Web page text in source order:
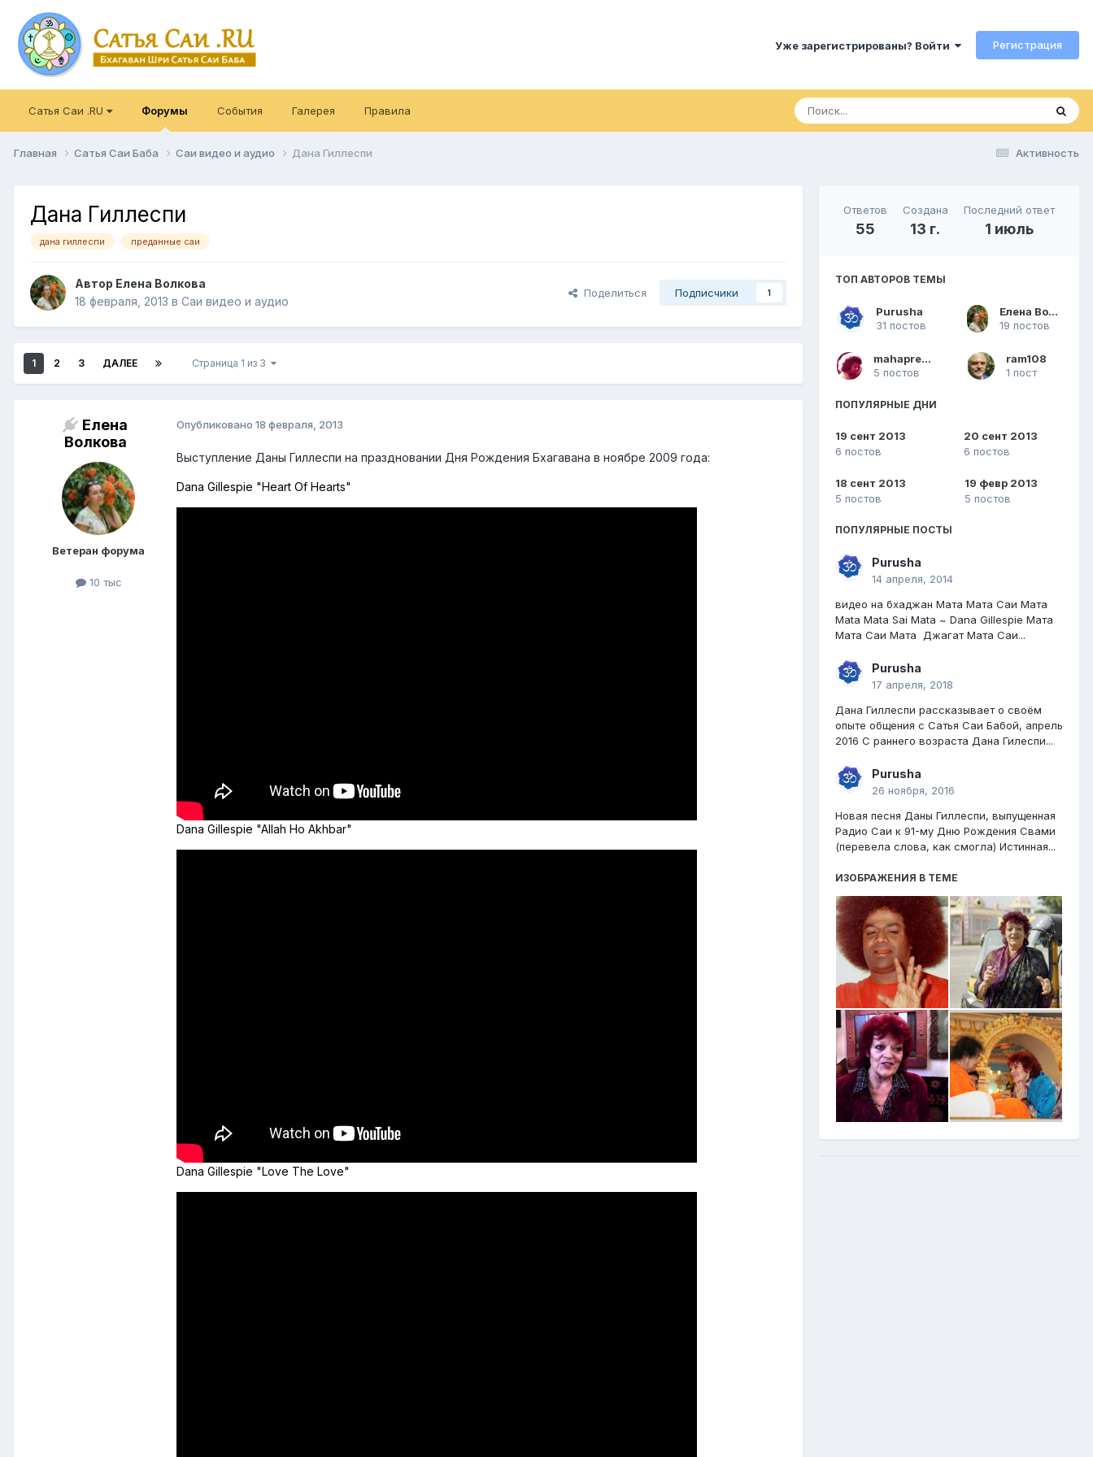
Уже зарегистрированы? Войти Регистрация
Сатья Саи .RU Форумы События Галерея Правила
Активность
Главная Сатья Саи Баба Саи видео и аудио Дана Гиллеспи
Дана Гиллеспи
дана гиллеспи преданные саи
Автор Елена Волкова
18 февраля, 2013 в Саи видео и аудио
Поделиться Подписчики 1
1 2 3 ДАЛЕЕ Страница 1 из 3
Елена
Волкова
Ветеран форума
10 тыс
Опубликовано 18 февраля, 2013
Выступление Даны Гиллеспи на праздновании Дня Рождения Бхагавана в ноябре 2009 года:
Dana Gillespie "Heart Of Hearts"
Dana Gillespie "Allah Ho Akhbar"
Dana Gillespie "Love The Love"
Ответов
55
Создана
13 г.
Последний ответ
1 июль
ТОП АВТОРОВ ТЕМЫ
Purusha
31 постов
Елена Волкова
19 постов
mahaprema
5 постов
ram108
1 пост
ПОПУЛЯРНЫЕ ДНИ
19 сент 2013
6 постов
20 сент 2013
6 постов
18 сент 2013
5 постов
19 февр 2013
5 постов
ПОПУЛЯРНЫЕ ПОСТЫ
Purusha
14 апреля, 2014
видео на бхаджан Мата Мата Саи Мата
Mata Mata Sai Mata ~ Dana Gillespiе Мата
Мата Саи Мата Джагат Мата Саи...
Purusha
17 апреля, 2018
Дана Гиллеспи рассказывает о своём
опыте общения с Сатья Саи Бабой, апрель
2016 С раннего возраста Дана Гилеспи...
Purusha
26 ноября, 2016
Новая песня Даны Гиллеспи, выпущенная
Радио Саи к 91-му Дню Рождения Свами
(перевела слова, как смогла) Истинная...
ИЗОБРАЖЕНИЯ В ТЕМЕ